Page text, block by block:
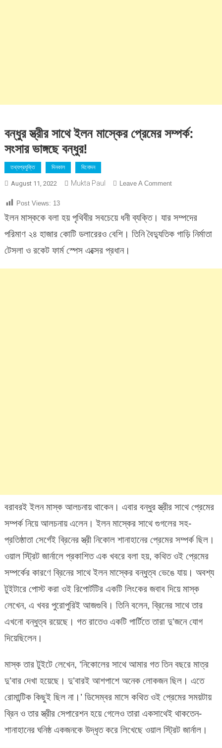
বন্ধুর স্ত্রীর সাথে ইলন মাস্কের প্রেমের সম্পর্ক:
সংসার ভাঙ্গছে বন্ধুর!
তথ্যপ্রযুক্তি দিনকাল বিনোদন
August 11, 2022 Mukta Paul Leave A CommentOn
সাথে
Post Views: 13
ইলন মাস্ককে বলা হয় পৃথিবীর সবচেয়ে ধনী ব্যক্তি। যার সম্পদের
পরিমাণ ২৪ হাজার কোটি ডলারেরও বেশি। তিনি বৈদ্যুতিক গাড়ি নির্মাতা
টেসলা ও রকেট ফার্ম স্পেস এক্সের প্রধান।
বরাবরই ইলন মাস্ক আলচনায় থাকেন। এবার বন্ধুর স্ত্রীর সাথে প্রেমের
সম্পর্ক নিয়ে আলচনায় এলেন। ইলন মাস্কের সাথে গুগলের সহ-
প্রতিষ্ঠাতা সের্গেই ব্রিনের স্ত্রী নিকোল শানাহানের প্রেমের সম্পর্ক ছিল।
ওয়াল স্ট্রিট জার্নালে প্রকাশিত এক খবরে বলা হয়, কথিত ওই প্রেমের
সম্পর্কের কারণে ব্রিনের সাথে ইলন মাস্কের বন্ধুত্ব ভেঙে যায়। অবশ্য
টুইটারে পোস্ট করা ওই রিপোর্টটির একটি লিংকের জবাব দিয়ে মাস্ক
লেখেন, এ খবর পুরোপুরিই আজগুবি। তিনি বলেন, ব্রিনের সাথে তার
এখনো বন্ধুত্ব রয়েছে। গত রাতেও একটি পার্টিতে তারা দু’জনে যোগ
দিয়েছিলেন।
মাস্ক তার টুইটে লেখেন, ‘নিকোলের সাথে আমার গত তিন বছরে মাত্র
দু’বার দেখা হয়েছে। দু’বারই আশপাশে অনেক লোকজন ছিল। এতে
রোমান্টিক কিছুই ছিল না।’ ডিসেম্বর মাসে কথিত ওই প্রেমের সময়টায়
ব্রিন ও তার স্ত্রীর সেপারেশন হয়ে গেলেও তারা একসাথেই থাকতেন-
শানাহানের ঘনিষ্ঠ একজনকে উদ্ধৃত করে লিখেছে ওয়াল স্ট্রিট জার্নাল।